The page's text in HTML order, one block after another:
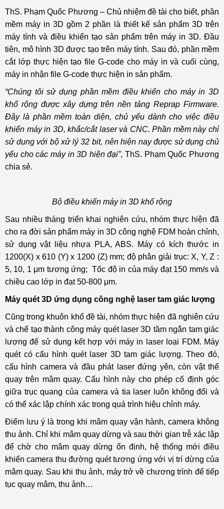
ThS. Phạm Quốc Phương – Chủ nhiệm đề tài cho biết, phần
mềm máy in 3D gồm 2 phần là thiết kế sản phẩm 3D trên
máy tính và điều khiển tạo sản phẩm trên máy in 3D. Đầu
tiên, mô hình 3D được tạo trên máy tính. Sau đó, phần mềm
cắt lớp thực hiện tạo file G-code cho máy in và cuối cùng,
máy in nhận file G-code thực hiện in sản phẩm.
“Chúng tôi sử dụng phần mềm điều khiển cho máy in 3D
khổ rộng được xây dựng trên nền tảng Reprap Firmware.
Đây là phần mềm toàn diện, chủ yếu dành cho việc điều
khiển máy in 3D, khắc/cắt laser và CNC. Phần mềm này chỉ
sử dụng với bộ xử lý 32 bit, nên hiện nay được sử dụng chủ
yếu cho các máy in 3D hiện đại”, ThS. Phạm Quốc Phương
chia sẻ.
Bộ điều khiển máy in 3D khổ rộng
Sau nhiều tháng triển khai nghiên cứu, nhóm thực hiện đã
cho ra đời sản phẩm máy in 3D công nghệ FDM hoàn chỉnh,
sử dụng vật liệu nhựa PLA, ABS. Máy có kích thước in
1200(X) x 610 (Y) x 1200 (Z) mm; độ phân giải trục: X, Y, Z :
5, 10, 1 μm tương ứng; Tốc độ in của máy đạt 150 mm/s và
chiều cao lớp in đạt 50-800 μm.
Máy quét 3D ứng dụng công nghệ laser tam giác lượng
Cũng trong khuôn khổ đề tài, nhóm thực hiện đã nghiên cứu
và chế tạo thành công máy quét laser 3D tầm ngắn tam giác
lượng để sử dụng kết hợp với máy in laser loại FDM. Máy
quét có cấu hình quét laser 3D tam giác lượng. Theo đó,
cấu hình camera và đầu phát laser đứng yên, còn vật thể
quay trên mâm quay. Cấu hình này cho phép cố định góc
giữa trục quang của camera và tia laser luôn không đổi và
có thể xác lập chính xác trong quá trình hiệu chỉnh máy.
Điểm lưu ý là trong khi mâm quay vận hành, camera không
thu ảnh. Chỉ khi mâm quay dừng và sau thời gian trễ xác lập
để chờ cho mâm quay dừng ổn định, hệ thống mới điều
khiển camera thu đường quét tương ứng với vị trí dừng của
mâm quay. Sau khi thu ảnh, máy trở về chương trình để tiếp
tục quay mâm, thu ảnh…